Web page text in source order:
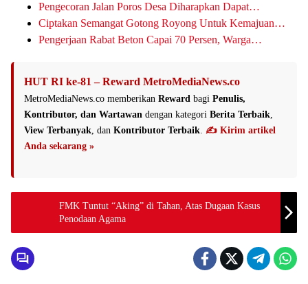
Pengecoran Jalan Poros Desa Diharapkan Dapat…
Ciptakan Semangat Gotong Royong Untuk Kemajuan…
Pengerjaan Rabat Beton Capai 70 Persen, Warga…
HUT RI ke-81 – Reward MetroMediaNews.co
MetroMediaNews.co memberikan Reward bagi Penulis,
Kontributor, dan Wartawan dengan kategori Berita Terbaik,
View Terbanyak, dan Kontributor Terbaik. ✍️ Kirim artikel
Anda sekarang »
FMK Tuntut “Aking” di Tahan, Atas Dugaan Kasus
Penodaan Agama